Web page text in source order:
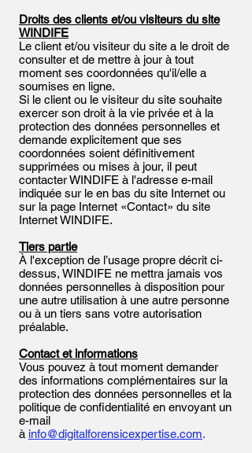
Droits des clients et/ou visiteurs du site
WINDIFE
Le client et/ou visiteur du site a le droit de
consulter et de mettre à jour à tout
moment ses coordonnées qu'il/elle a
soumises en ligne.
Si le client ou le visiteur du site souhaite
exercer son droit à la vie privée et à la
protection des données personnelles et
demande explicitement que ses
coordonnées soient définitivement
supprimées ou mises à jour, il peut
contacter WINDIFE à l'adresse e-mail
indiquée sur le en bas du site Internet ou
sur la page Internet «Contact» du site
Internet WINDIFE.
Tiers partie
À l'exception de l’usage propre décrit ci-
dessus, WINDIFE ne mettra jamais vos
données personnelles à disposition pour
une autre utilisation à une autre personne
ou à un tiers sans votre autorisation
préalable.
Contact et informations
Vous pouvez à tout moment demander
des informations complémentaires sur la
protection des données personnelles et la
politique de confidentialité en envoyant un
e-mail
à info@digitalforensicexpertise.com.